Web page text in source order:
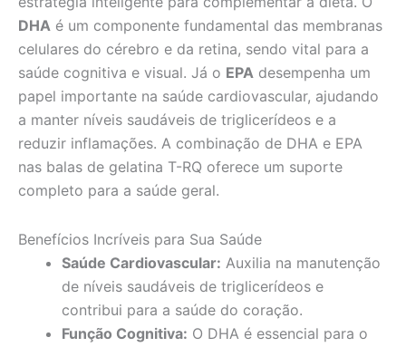
DHA é um componente fundamental das membranas
celulares do cérebro e da retina, sendo vital para a
saúde cognitiva e visual. Já o EPA desempenha um
papel importante na saúde cardiovascular, ajudando
a manter níveis saudáveis de triglicerídeos e a
reduzir inflamações. A combinação de DHA e EPA
nas balas de gelatina T-RQ oferece um suporte
completo para a saúde geral.
Benefícios Incríveis para Sua Saúde
Saúde Cardiovascular: Auxilia na manutenção
de níveis saudáveis de triglicerídeos e
contribui para a saúde do coração.
Função Cognitiva: O DHA é essencial para o